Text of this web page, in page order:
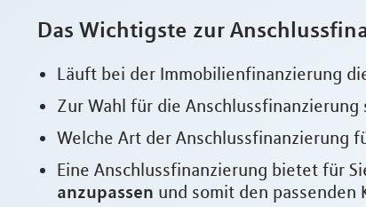
Das Wichtigste zur
Läuft bei der Immobilienfinanzierung
Zur Wahl für die Anschlussfinanzierung
Welche Art der Anschlussfinanzierung
Eine Anschlussfinanzierung bietet für
anzupassen und somit den